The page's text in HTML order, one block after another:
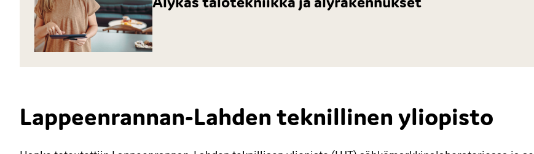
Lappeenrannan-Lahden teknillinen yliopisto